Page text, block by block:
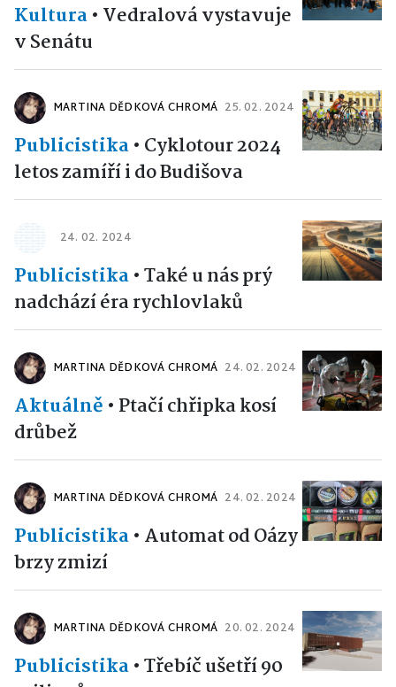
Kultura• Vedralová vystavuje
v Senátu
MARTINA DĚDKOVÁ CHROMÁ 25. 02. 2024
Publicistika• Cyklotour 2024
letos zamíří i do Budišova
24. 02. 2024
Publicistika•Také u nás prý
nadchází éra rychlovlaků
MARTINA DĚDKOVÁ CHROMÁ 24. 02. 2024
Aktuálně • Ptačí chřipka kosí
drůbež
MARTINA DĚDKOVÁ CHROMÁ 24. 02. 2024
Publicistika• Automat od Oázy
brzy zmizí
MARTINA DĚDKOVÁ CHROMÁ 20. 02. 2024
Publicistika•Třebíč ušetří 90